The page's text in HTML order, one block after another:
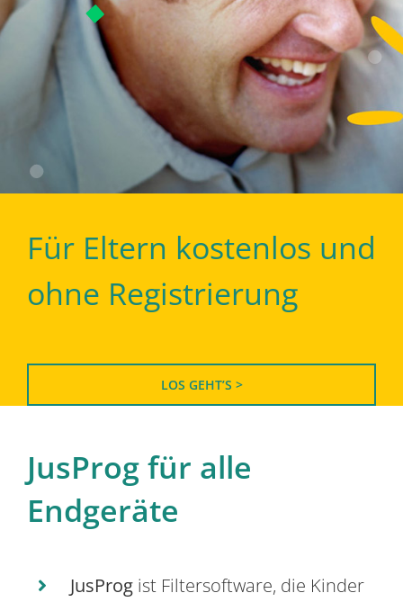
Für Eltern kostenlos und
ohne Registrierung
LOS GEHT’S >
JusProg für alle
Endgeräte
JusProg ist Filtersoftware, die Kinder